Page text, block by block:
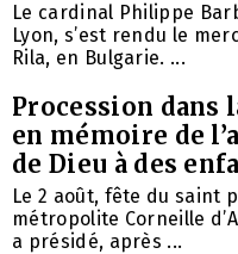
Le cardinal Philippe
Lyon, s’est rendu le
Rila, en Bulgarie. ...
Procession dans
en mémoire de
de Dieu à des
Le 2 août, fête du saint
métropolite Corneille
a présidé, après ...